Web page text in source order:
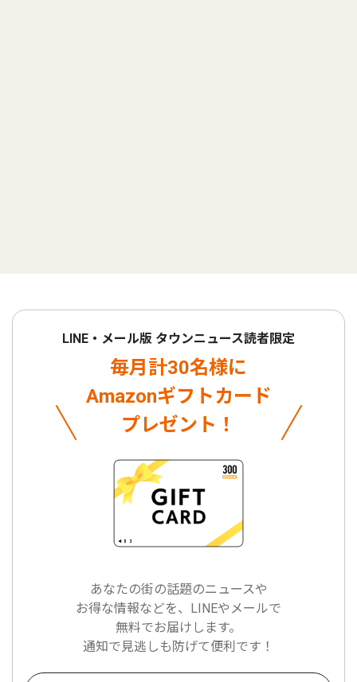
LINE・メール版 タウンニュース読者限定
毎月計30名様に
Amazonギフトカード
プレゼント！
あなたの街の話題のニュースや
お得な情報などを、LINEやメールで
無料でお届けします。
通知で見逃しも防げて便利です！